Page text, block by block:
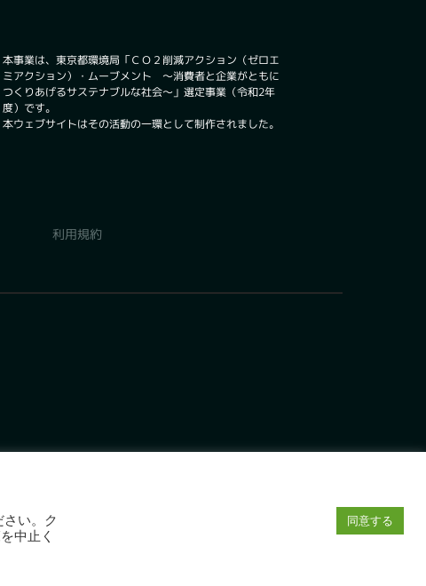
本事業は、東京都環境局「ＣＯ２削減アクション（ゼロエ
ミアクション）・ムーブメント ～消費者と企業がともに
つくりあげるサステナブルな社会～」選定事業（令和2年
度）です。
本ウェブサイトはその活動の一環として制作されました。
利用規約
さい。ク
中止く
同意する